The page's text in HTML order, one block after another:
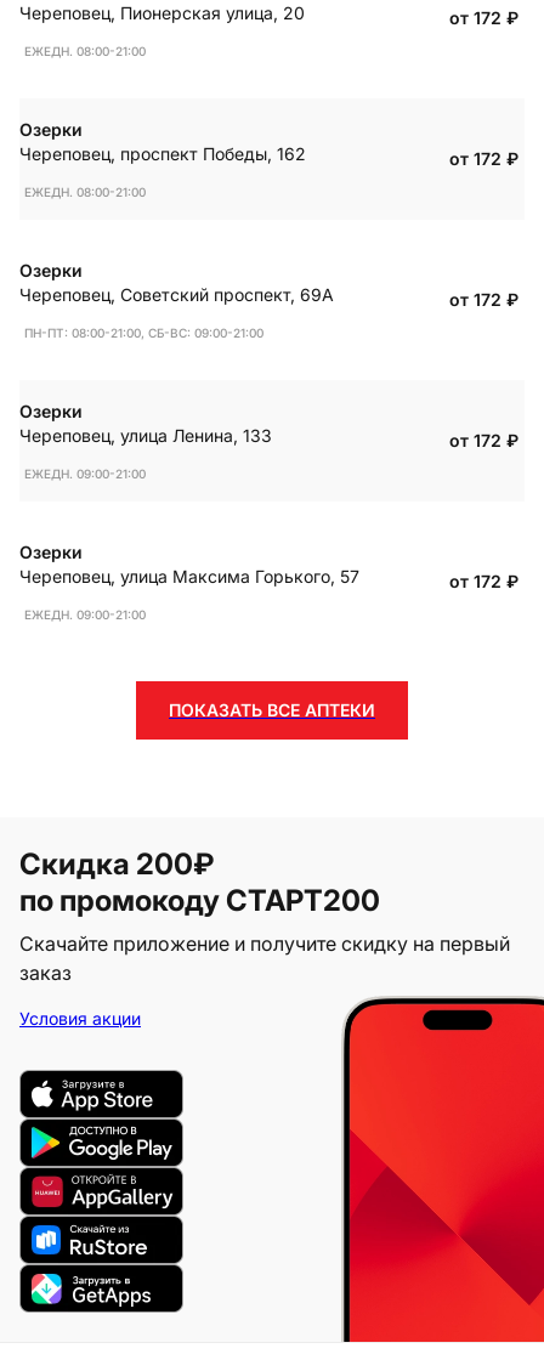
Череповец, Пионерская улица, 20
ЕЖЕДН. 08:00-21:00
от 172 ₽
Озерки
Череповец, проспект Победы, 162
ЕЖЕДН. 08:00-21:00
от 172 ₽
Озерки
Череповец, Советский проспект, 69А
ПН-ПТ: 08:00-21:00, СБ-ВС: 09:00-21:00
от 172 ₽
Озерки
Череповец, улица Ленина, 133
ЕЖЕДН. 09:00-21:00
от 172 ₽
Озерки
Череповец, улица Максима Горького, 57
ЕЖЕДН. 09:00-21:00
от 172 ₽
ПОКАЗАТЬ ВСЕ АПТЕКИ
Скидка 200₽
по промокоду СТАРТ200
Скачайте приложение и получите скидку на первый
заказ
Условия акции